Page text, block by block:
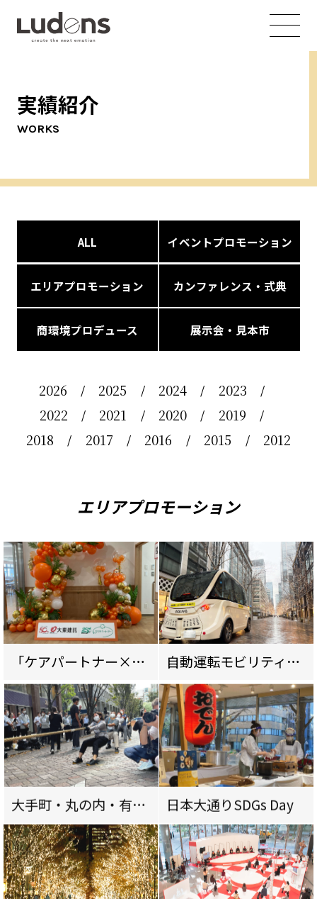
実績紹介
WORKS
ALL イベントプロモーション
エリアプロモーション カンファレンス・式典
商環境プロデュース 展示会・見本市
2026 2025 2024
2023
2022
2021 2020
2019
2018
2017 2016 2015 2012
エリアプロモーション
「ケアパートナー×大東建託」地域交流イベント 自動運転モビリティ実証実験
大手町・丸の内・有楽町仲通り綱引き大会2021 日本大通りSDGs Day